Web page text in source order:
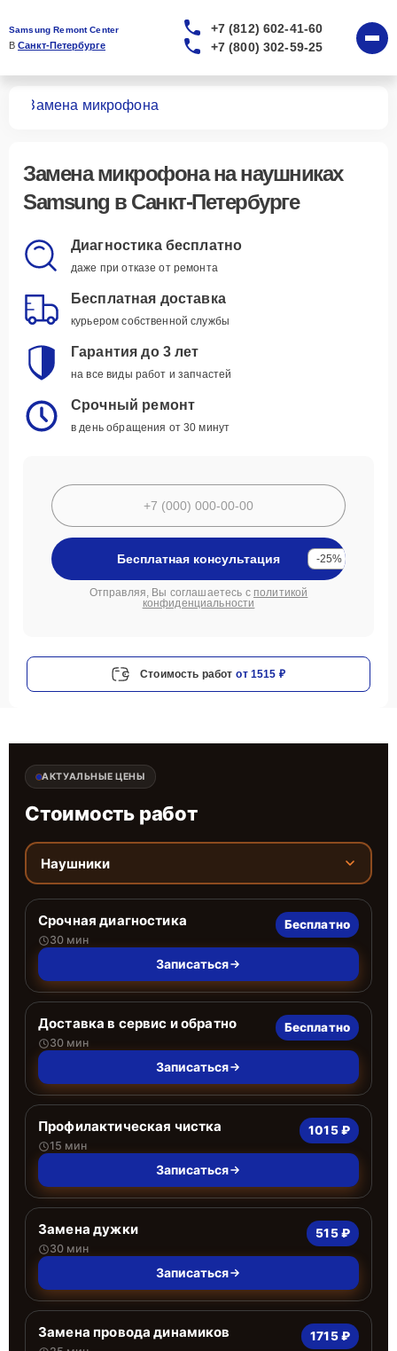
Samsung Remont Center
В Санкт-Петербурге
+7 (812) 602-41-60
+7 (800) 302-59-25
Замена микрофона
Замена микрофонана наушниках
Samsung в Санкт-Петербурге
Диагностика бесплатно
даже при отказе от ремонта
Бесплатная доставка
курьером собственной службы
Гарантия до 3 лет
на все виды работ и запчастей
Срочный ремонт
в день обращения от 30 минут
Бесплатная консультация -25%
Отправляя, Вы соглашаетесь с политикой
конфиденциальности
Стоимость работ от 1515 ₽
АКТУАЛЬНЫЕ ЦЕНЫ
Стоимость работ
Наушники
Срочная диагностика
30 мин
Бесплатно
Записаться
Доставка в сервис и обратно
30 мин
Бесплатно
Записаться
Профилактическая чистка
15 мин
1015 ₽
Записаться
Замена дужки
30 мин
515 ₽
Записаться
Замена провода динамиков 1715 ₽